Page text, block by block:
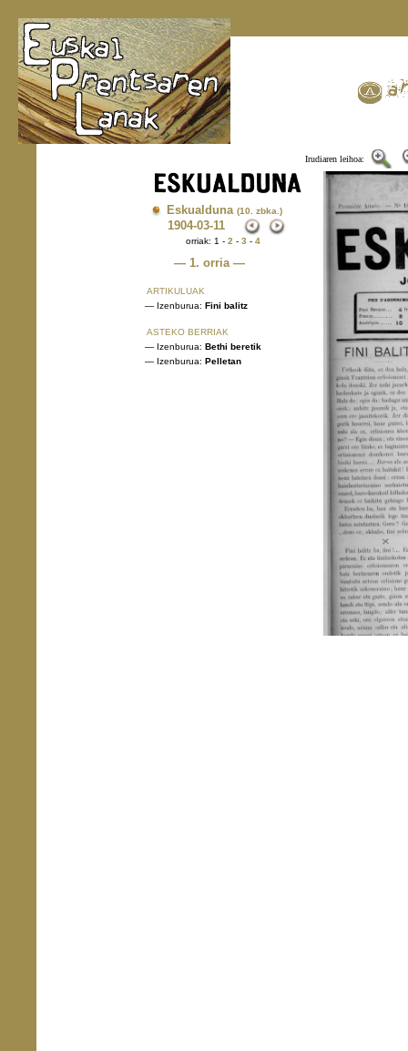
Irudiaren leihoa:
Eskualduna (10. zbka.)
1904-03-11
orriak: 1 - 2 - 3 - 4
— 1. orria —
ARTIKULUAK
— Izenburua: Fini balitz
ASTEKO BERRIAK
— Izenburua: Bethi beretik
— Izenburua: Pelletan